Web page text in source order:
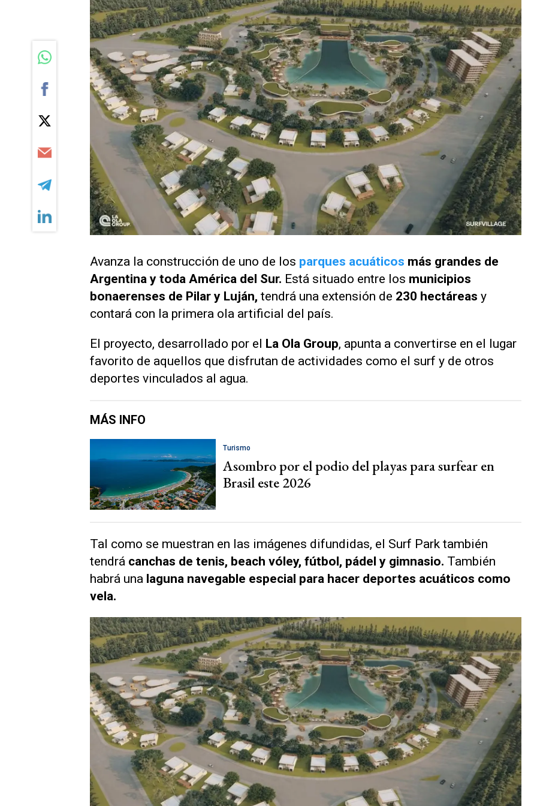
Avanza la construcción de uno de los parques acuáticos más grandes de
Argentina y toda América del Sur. Está situado entre los municipios
bonaerenses de Pilar y Luján, tendrá una extensión de 230 hectáreas y
contará con la primera ola artificial del país.
El proyecto, desarrollado por el La Ola Group, apunta a convertirse en el lugar
favorito de aquellos que disfrutan de actividades como el surf y de otros
deportes vinculados al agua.
MÁS INFO
Turismo
Asombro por el podio del playas para surfear en
Brasil este 2026
Tal como se muestran en las imágenes difundidas, el Surf Park también
tendrá canchas de tenis, beach vóley, fútbol, pádel y gimnasio. También
habrá una laguna navegable especial para hacer deportes acuáticos como
vela.